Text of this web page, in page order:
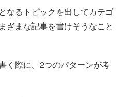
なるトピックを出してカテゴ
ざまな記事を書けそうなこと
く際に、2つのパターンが考